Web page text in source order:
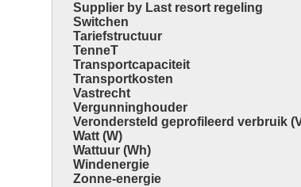
Supplier by Last resort regeling
Switchen
Tariefstructuur
TenneT
Transportcapaciteit
Transportkosten
Vastrecht
Vergunninghouder
Verondersteld geprofileerd verbruik
Watt (W)
Wattuur (Wh)
Windenergie
Zonne-energie